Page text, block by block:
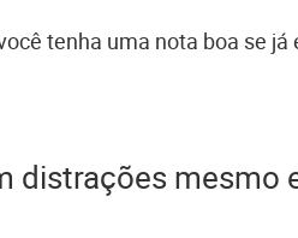
tenha uma nota boa se já
distrações mesmo